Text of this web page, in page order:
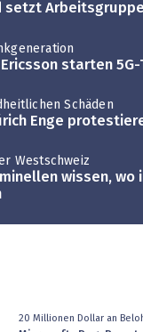
setzt
starten
Schäden
Enge
Westschweiz
wissen, wo
20 Millionen Dollar an